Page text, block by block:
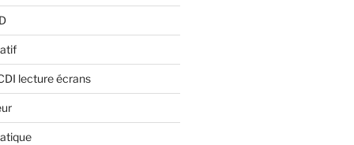
lecture écrans